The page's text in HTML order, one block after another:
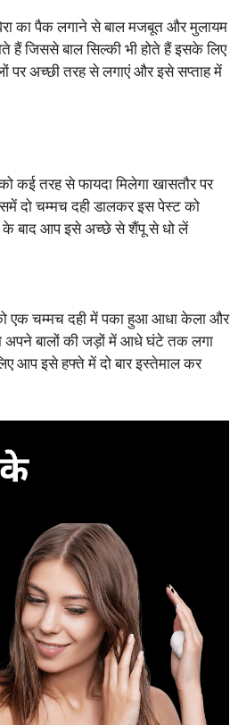
का पैक लगाने से बाल मजबूत और मुलायम
हैं जिससे बाल सिल्की भी होते हैं इसके लिए
पर अच्छी तरह से लगाएं और इसे सप्ताह में
कई तरह से फायदा मिलेगा खासतौर पर
दो चम्मच दही डालकर इस पेस्ट को
के बाद आप इसे अच्छे से शैंपू से धो लें
एक चम्मच दही में पका हुआ आधा केला और
अपने बालों की जड़ों में आधे घंटे तक लगा
आप इसे हफ्ते में दो बार इस्तेमाल कर